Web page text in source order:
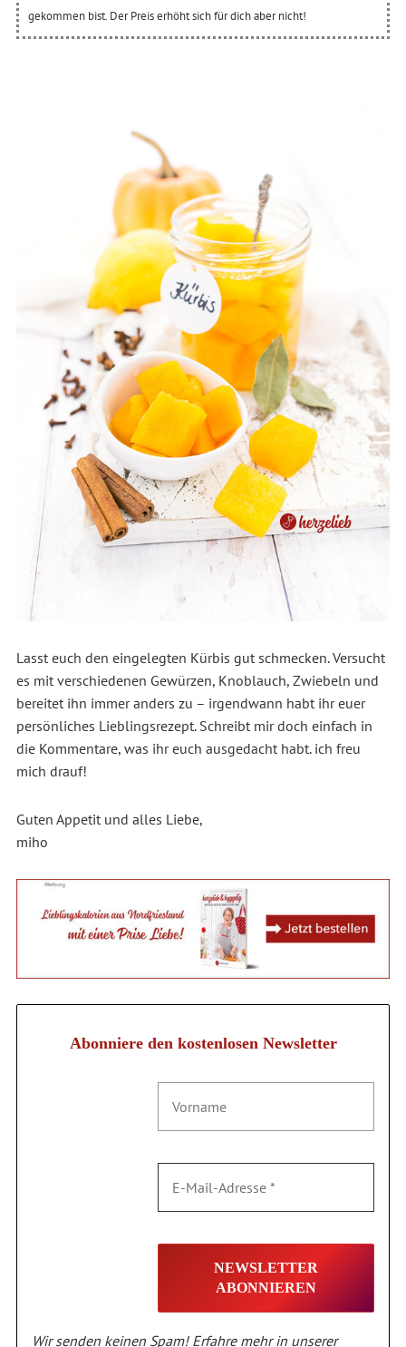
gekommen bist. Der Preis erhöht sich für dich aber nicht!
Lasst euch den eingelegten Kürbis gut schmecken. Versucht
es mit verschiedenen Gewürzen, Knoblauch, Zwiebeln und
bereitet ihn immer anders zu – irgendwann habt ihr euer
persönliches Lieblingsrezept. Schreibt mir doch einfach in
die Kommentare, was ihr euch ausgedacht habt. ich freu
mich drauf!
Guten Appetit und alles Liebe,
miho
Abonniere den kostenlosen Newsletter
Wir senden keinen Spam! Erfahre mehr in unserer